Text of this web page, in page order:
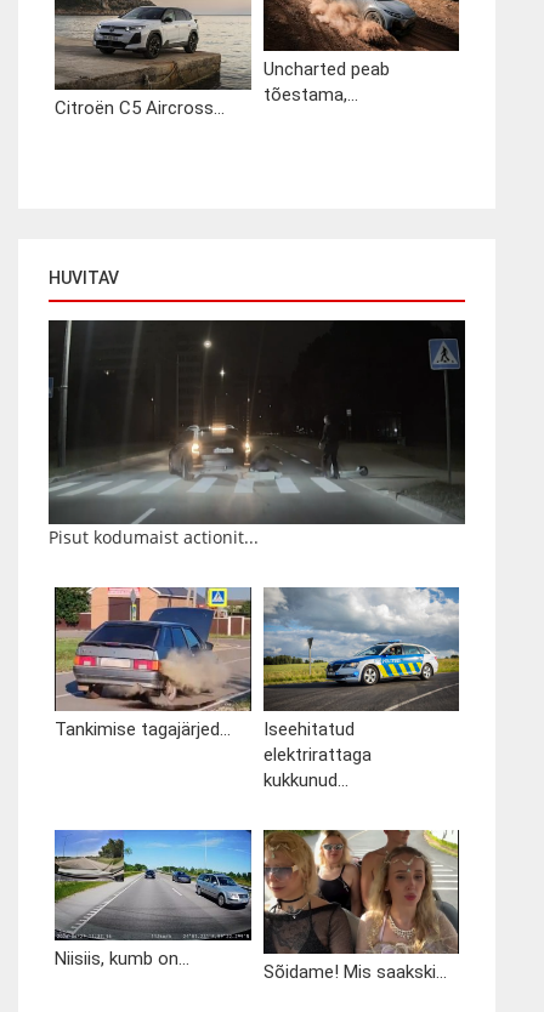
Citroën C5 Aircross...
Uncharted peab
tõestama,...
HUVITAV
Pisut kodumaist actionit...
Tankimise tagajärjed...
Iseehitatud
elektrirattaga
kukkunud...
Niisiis, kumb on...
Sõidame! Mis saakski...